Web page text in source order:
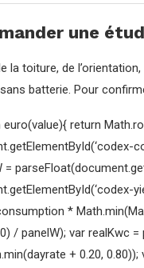
une
la toiture, de
batterie. Pour
return
=
*
/ panelW); var realKwc
+ 0.20,